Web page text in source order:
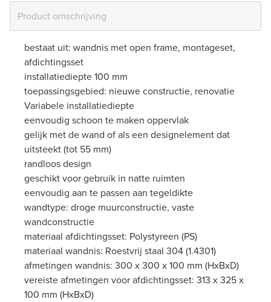
bestaat uit: wandnis met open frame, montageset,
afdichtingsset
installatiediepte 100 mm
toepassingsgebied: nieuwe constructie, renovatie
Variabele installatiediepte
eenvoudig schoon te maken oppervlak
gelijk met de wand of als een designelement dat
uitsteekt (tot 55 mm)
randloos design
geschikt voor gebruik in natte ruimten
eenvoudig aan te passen aan tegeldikte
wandtype: droge muurconstructie, vaste
wandconstructie
materiaal afdichtingsset: Polystyreen (PS)
materiaal wandnis: Roestvrij staal 304 (1.4301)
afmetingen wandnis: 300 x 300 x 100 mm (HxBxD)
vereiste afmetingen voor afdichtingsset: 313 x 325 x
100 mm (HxBxD)